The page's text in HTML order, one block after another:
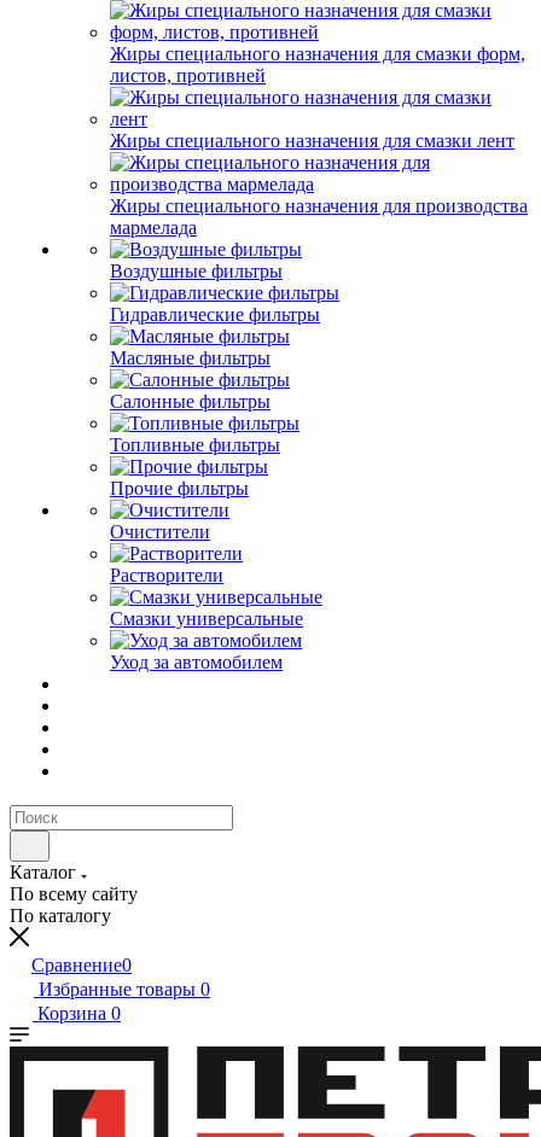
Жиры специального назначения для смазки форм,
листов, противней
Жиры специального назначения для смазки лент
Жиры специального назначения для производства
мармелада
Воздушные фильтры
Гидравлические фильтры
Масляные фильтры
Салонные фильтры
Топливные фильтры
Прочие фильтры
Очистители
Растворители
Смазки универсальные
Уход за автомобилем
Каталог
По всему сайту
По каталогу
Сравнение0
Избранные товары 0
Корзина 0